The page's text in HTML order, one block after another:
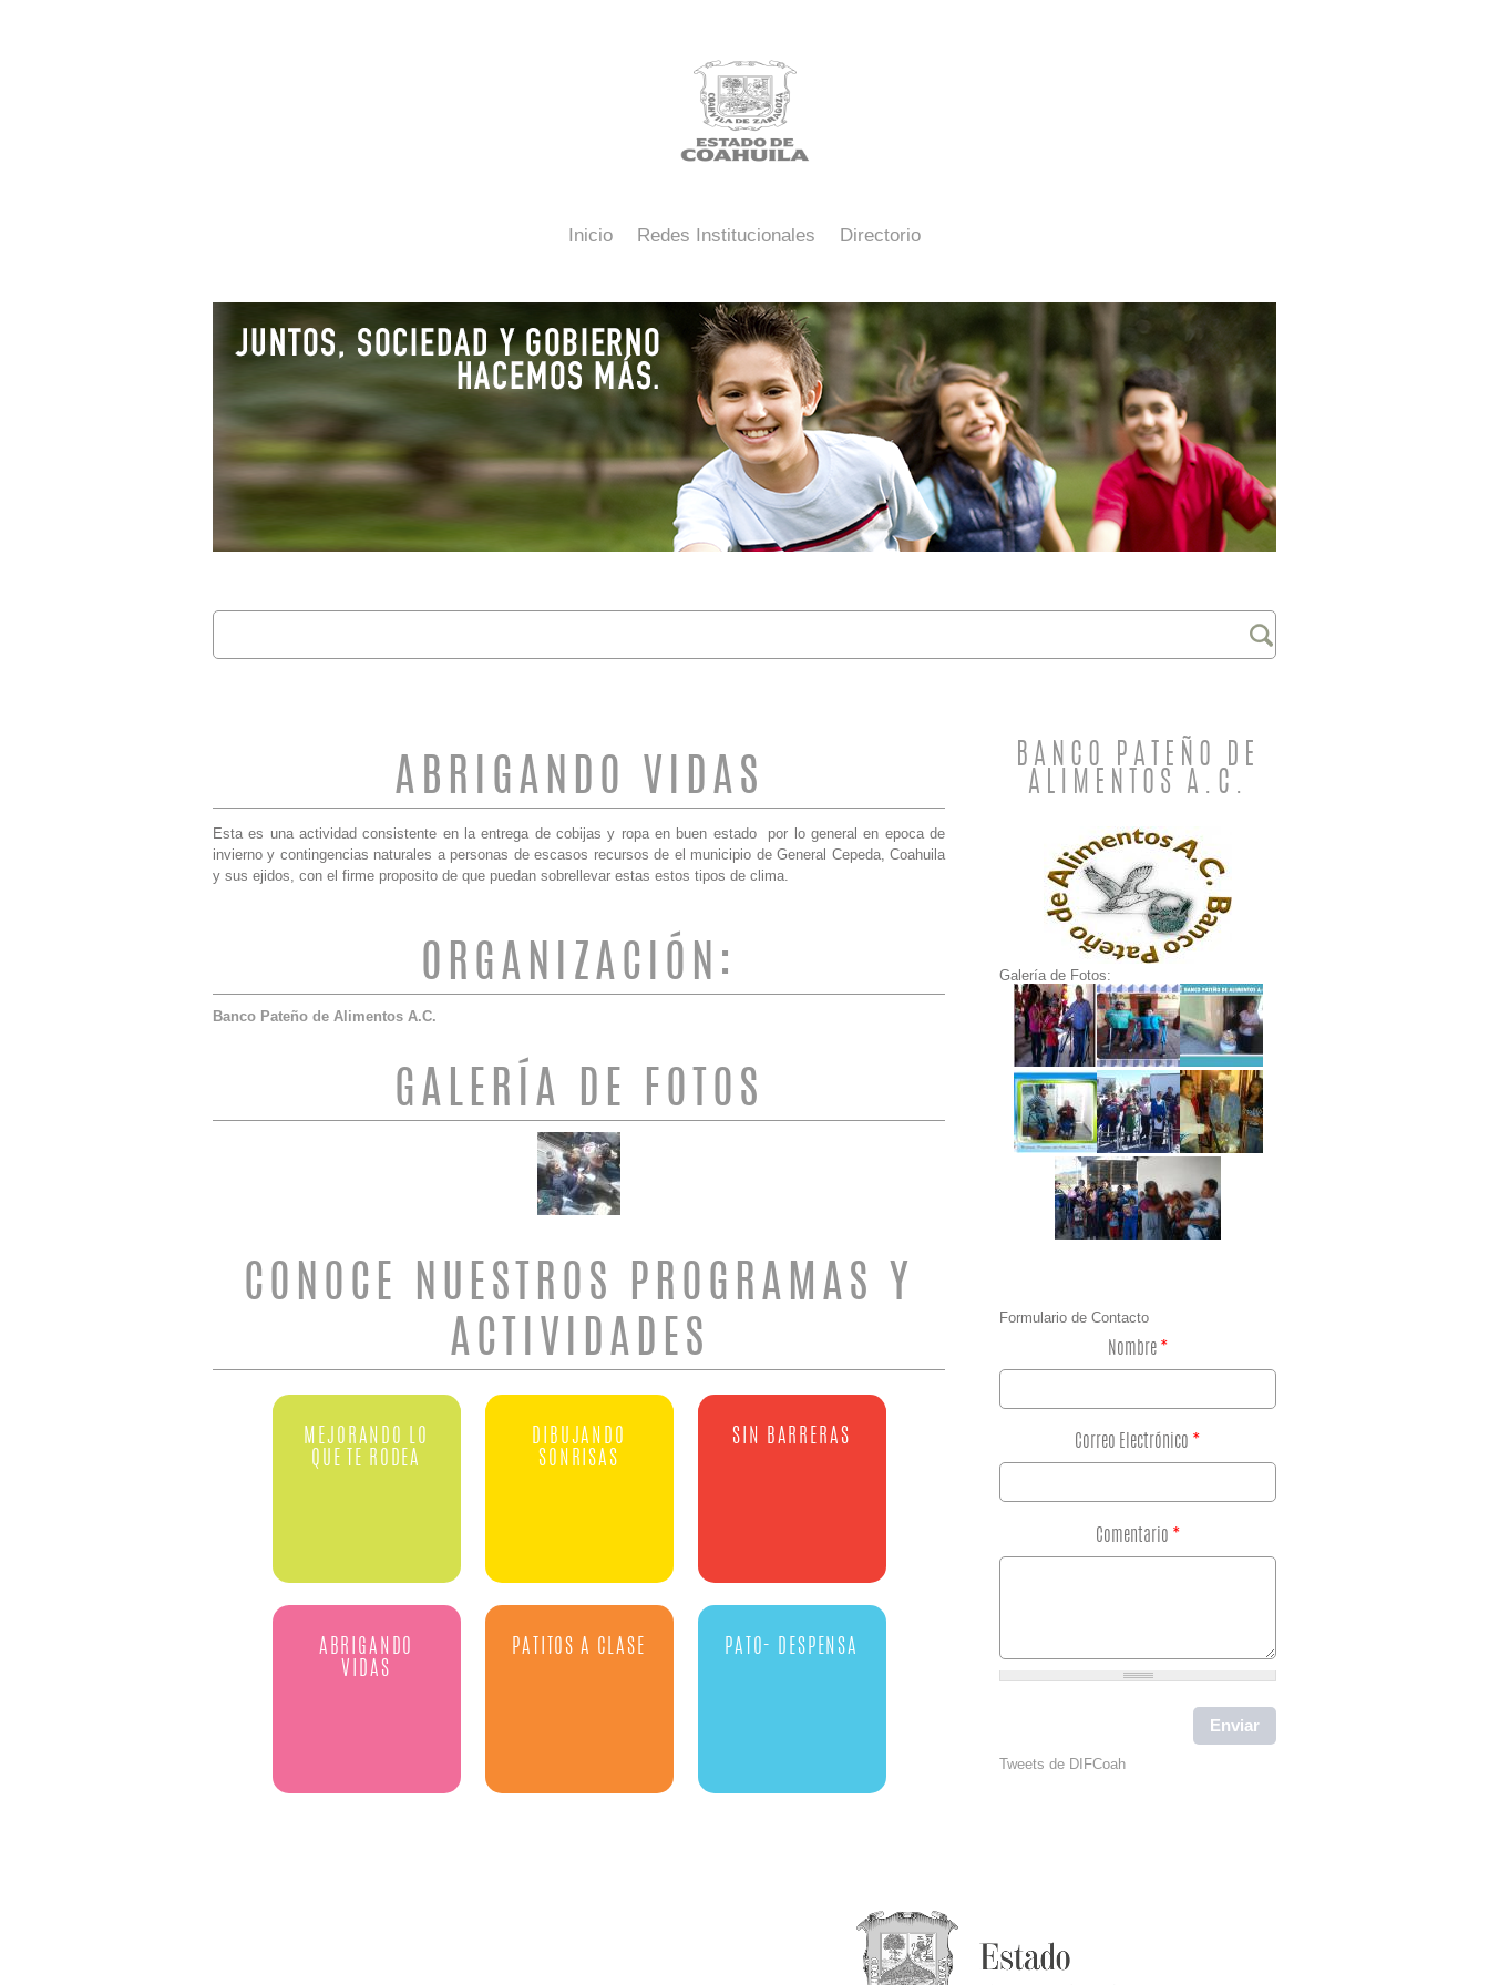
Inicio Redes Institucionales Directorio
Buscar
ABRIGANDO VIDAS
Esta es una actividad consistente en la entrega de cobijas y ropa en buen estado por lo general en epoca de
invierno y contingencias naturales a personas de escasos recursos de el municipio de General Cepeda, Coahuila
y sus ejidos, con el firme proposito de que puedan sobrellevar estas estos tipos de clima.
ORGANIZACIÓN:
Banco Pateño de Alimentos A.C.
GALERÍA DE FOTOS
CONOCE NUESTROS PROGRAMAS Y
ACTIVIDADES
MEJORANDO LO
QUE TE RODEA
DIBUJANDO
SONRISAS
SIN BARRERAS
ABRIGANDO
VIDAS
PATITOS A CLASE PATO- DESPENSA
BANCO PATEÑO DE
ALIMENTOS A.C.
Galería de Fotos:
Formulario de Contacto
Nombre *
Correo Electrónico *
Comentario *
Tweets de DIFCoah